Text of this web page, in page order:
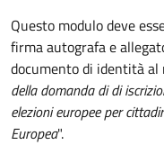
Questo modulo deve
firma autografa e
documento di identità al
della domanda di di
elezioni europee per
Europea".